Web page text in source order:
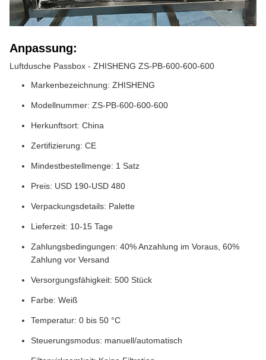
Anpassung:
Luftdusche Passbox - ZHISHENG ZS-PB-600-600-600
Markenbezeichnung: ZHISHENG
Modellnummer: ZS-PB-600-600-600
Herkunftsort: China
Zertifizierung: CE
Mindestbestellmenge: 1 Satz
Preis: USD 190-USD 480
Verpackungsdetails: Palette
Lieferzeit: 10-15 Tage
Zahlungsbedingungen: 40% Anzahlung im Voraus, 60%
Zahlung vor Versand
Versorgungsfähigkeit: 500 Stück
Farbe: Weiß
Temperatur: 0 bis 50 °C
Steuerungsmodus: manuell/automatisch